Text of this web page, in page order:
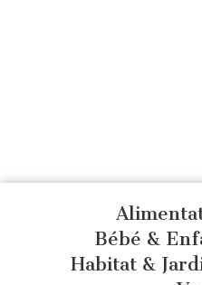
Bébé &
Habitat &